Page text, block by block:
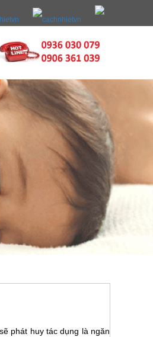
phát huy tác dụng là ngăn